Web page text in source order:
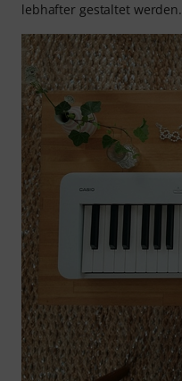
lebhafter gestaltet werden.